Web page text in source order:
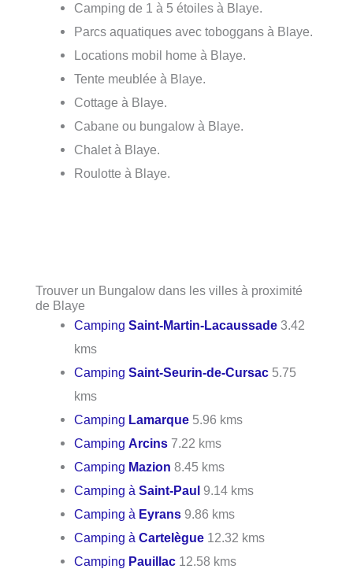
Camping de 1 à 5 étoiles à Blaye.
Parcs aquatiques avec toboggans à Blaye.
Locations mobil home à Blaye.
Tente meublée à Blaye.
Cottage à Blaye.
Cabane ou bungalow à Blaye.
Chalet à Blaye.
Roulotte à Blaye.
Trouver un Bungalow dans les villes à proximité
de Blaye
CampingSaint-Martin-Lacaussade 3.42
kms
CampingSaint-Seurin-de-Cursac 5.75
kms
Camping Lamarque 5.96 kms
CampingArcins 7.22 kms
Camping Mazion 8.45 kms
Camping àSaint-Paul 9.14 kms
Camping à Eyrans 9.86 kms
Camping àCartelègue 12.32 kms
Camping Pauillac 12.58 kms